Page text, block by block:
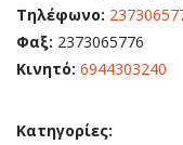
Τηλέφωνο:
Φαξ: 2373065776
Κινητό: 6944303240
Κατηγορίες: